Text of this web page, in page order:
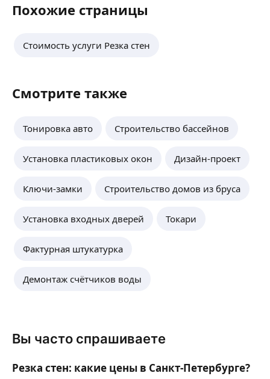
Похожие страницы
Стоимость услуги Резка стен
Смотрите также
Тонировка авто Строительство бассейнов
Установка пластиковых окон Дизайн-проект
Ключи-замки Строительство домов из бруса
Установка входных дверей Токари
Фактурная штукатурка
Демонтаж счётчиков воды
Вы часто спрашиваете
Резка стен: какие цены в Санкт-Петербурге?